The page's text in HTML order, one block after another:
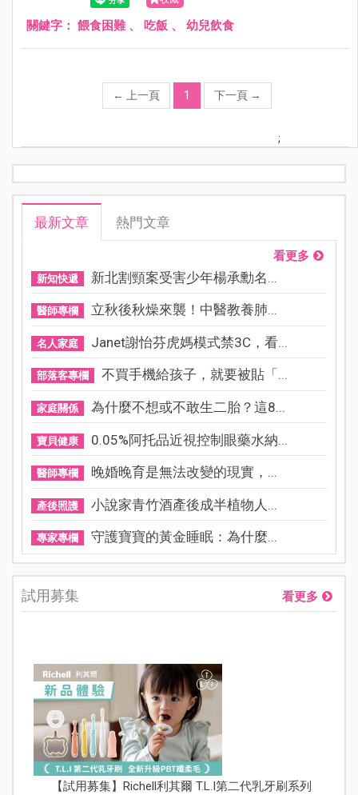
關鍵字： 餵食困難、 吃飯 、 幼兒飲食
← 上一頁 1 下一頁 →
;
最新文章 熱門文章
看更多
新知快遞 新北割頸案受害少年楊承勳名...
醫師專欄 立秋後秋燥來襲！中醫教養肺...
名人家庭 Janet謝怡芬虎媽模式禁3C，看...
部落客專欄 不買手機給孩子，就要被貼「...
家庭關係 為什麼不想或不敢生二胎？這8...
寶貝健康 0.05%阿托品近視控制眼藥水納...
醫師專欄 晚婚晚育是無法改變的現實，...
產後照護 小說家青竹酒產後成半植物人...
專家專欄 守護寶寶的黃金睡眠：為什麼...
試用募集 看更多
【試用募集】Richell利其爾 T.L.I第二代乳牙刷系列